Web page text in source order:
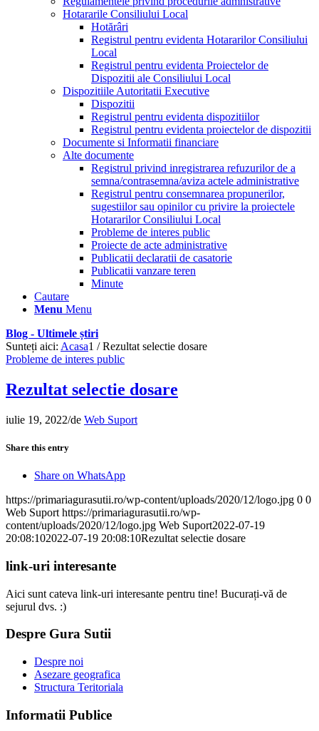
Hotararile Consiliului Local
Hotărâri
Registrul pentru evidenta Hotararilor Consiliului
Local
Registrul pentru evidenta Proiectelor de
Dispozitii ale Consiliului Local
Dispozitiile Autoritatii Executive
Dispozitii
Registrul pentru evidenta dispozitiilor
Registrul pentru evidenta proiectelor de dispozitii
Documente si Informatii financiare
Alte documente
Registrul privind inregistrarea refuzurilor de a
semna/contrasemna/aviza actele administrative
Registrul pentru consemnarea propunerilor,
sugestiilor sau opinilor cu privire la proiectele
Hotararilor Consiliului Local
Probleme de interes public
Proiecte de acte administrative
Publicatii declaratii de casatorie
Publicatii vanzare teren
Minute
Cautare
Menu Menu
Blog - Ultimele știri
Sunteți aici: Acasa1 / Rezultat selectie dosare
Probleme de interes public
Rezultat selectie dosare
iulie 19, 2022/de Web Suport
Share this entry
Share on WhatsApp
https://primariagurasutii.ro/wp-content/uploads/2020/12/logo.jpg 0 0
Web Suport https://primariagurasutii.ro/wp-
content/uploads/2020/12/logo.jpg Web Suport2022-07-19
20:08:102022-07-19 20:08:10Rezultat selectie dosare
link-uri interesante
Aici sunt cateva link-uri interesante pentru tine! Bucurați-vă de
sejurul dvs. :)
Despre Gura Sutii
Despre noi
Asezare geografica
Structura Teritoriala
Informatii Publice